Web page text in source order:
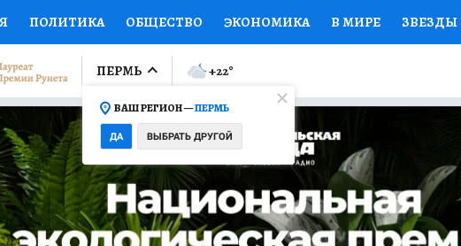
ПОЛИТИКА ОБЩЕСТВО ЭКОНОМИКА В МИРЕ ЗВЕЗДЫ
КОЛУМНИСТЫ ПРОИСШЕСТВИЯ НАЦИОНАЛЬНЫЕ
ОТКРЫВАЕМ МИР Я ЗНАЮ СЕМЬЯ ЖЕНСКИЕ
СПОРТ ПРОМОКОДЫ СЕРИАЛЫ СПЕЦПРОЕКТЫ
ТЕЛЕВИЗОР КОЛЛЕКЦИИ КОНКУРСЫ РАБОТА У НАС
ПЕРМЬ
ВАШ РЕГИОН —ПЕРМЬ
ДА ВЫБРАТЬ ДРУГОЙ
+22°